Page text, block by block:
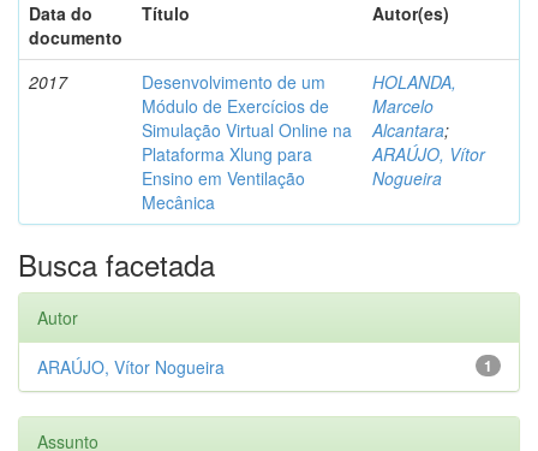
Data do
documento
Título Autor(es)
2017
Desenvolvimento de um
Módulo de Exercícios de
Simulação Virtual Online na
Plataforma Xlung para
Ensino em Ventilação
Mecânica
HOLANDA,
Marcelo
Alcantara;
ARAÚJO, Vítor
Nogueira
Busca facetada
Autor
1
ARAÚJO, Vítor Nogueira
Assunto